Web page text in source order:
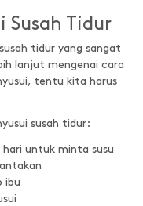
Susah Tidur
tidur yang sangat
lanjut mengenai cara
tentu kita harus
susah tidur:
untuk minta susu
ibu